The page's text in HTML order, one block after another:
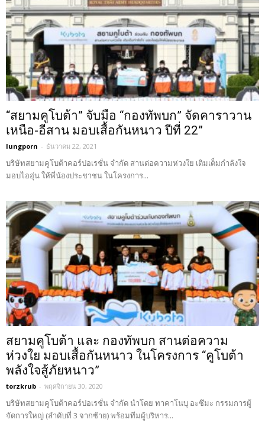
“สยามคูโบต้า” จับมือ “กองทัพบก” จัดคาราวาน
เหนือ-อีสาน มอบเสื้อกันหนาว ปีที่ 22”
lungporn - ธันวาคม 22, 2021
บริษัทสยามคูโบต้าคอร์ปอเรชั่น จำกัด สานต่อความห่วงใย เติมเต็มกำลังใจ
มอบไออุ่น ให้พี่น้องประชาชน ในโครงการ...
สยามคูโบต้า และ กองทัพบก สานต่อความ
ห่วงใย มอบเสื้อกันหนาว ในโครงการ “คูโบต้า
พลังใจสู้ภัยหนาว”
torzkrub - พฤศจิกายน 30, 2020
บริษัทสยามคูโบต้าคอร์ปอเรชั่น จำกัด นำโดย ทาคาโนบุ อะซึมะ กรรมการผู้
จัดการใหญ่ (ลำดับที่ 3 จากซ้าย) พร้อมทีมผู้บริหาร...